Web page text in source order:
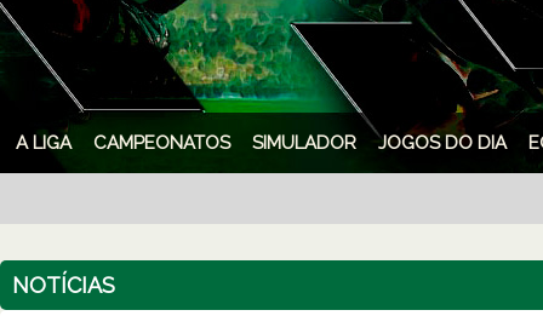
A LIGA CAMPEONATOS SIMULADOR JOGOS DO DIA
NOTÍCIAS